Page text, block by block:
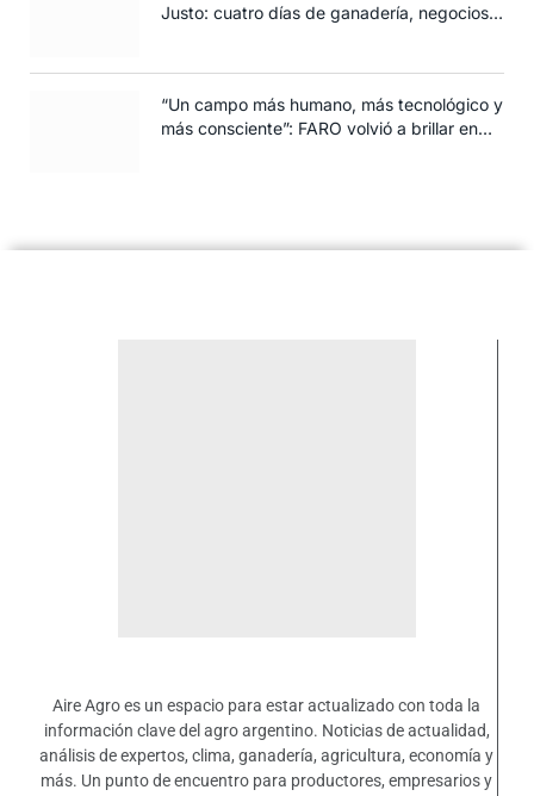
Justo: cuatro días de ganadería, negocios y
“Un campo más humano, más tecnológico y
más consciente”: FARO volvió a brillar en
Aire Agro es un espacio para estar actualizado con toda la
información clave del agro argentino. Noticias de actualidad,
análisis de expertos, clima, ganadería, agricultura, economía y
más. Un punto de encuentro para productores, empresarios y